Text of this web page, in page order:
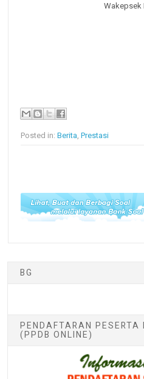
Wakepsek
Posted in:Berita ,Prestasi
BG
PENDAFTARAN PESERTA
(PPDB ONLINE)